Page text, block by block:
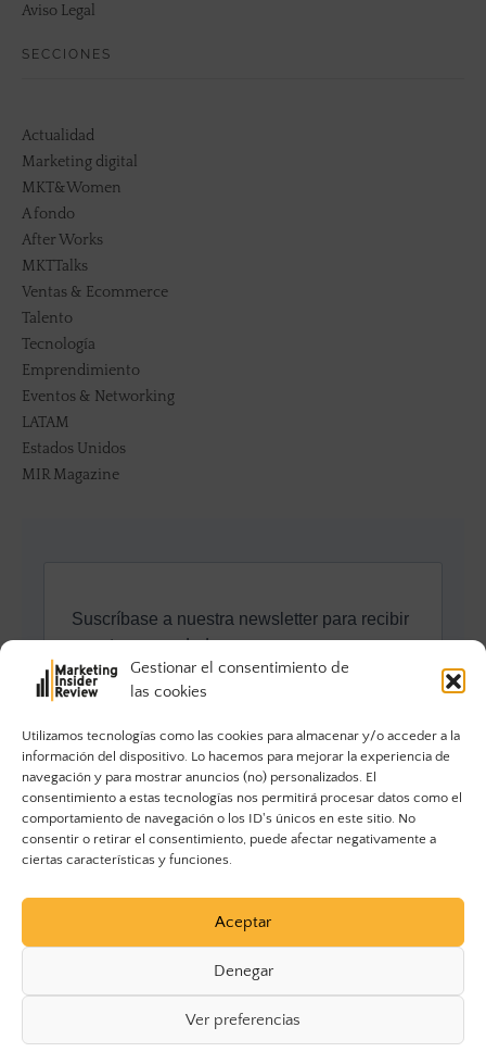
Gestionar el consentimiento de
las cookies
Utilizamos tecnologías como las cookies para almacenar y/o acceder a la
información del dispositivo. Lo hacemos para mejorar la experiencia de
navegación y para mostrar anuncios (no) personalizados. El
consentimiento a estas tecnologías nos permitirá procesar datos como el
comportamiento de navegación o los ID's únicos en este sitio. No
consentir o retirar el consentimiento, puede afectar negativamente a
ciertas características y funciones.
Aceptar
Denegar
Ver preferencias
Aviso Legal
SECCIONES
Actualidad
Marketing digital
MKT&Women
A fondo
After Works
MKTTalks
Ventas & Ecommerce
Talento
Tecnología
Emprendimiento
Eventos & Networking
LATAM
Estados Unidos
MIR Magazine